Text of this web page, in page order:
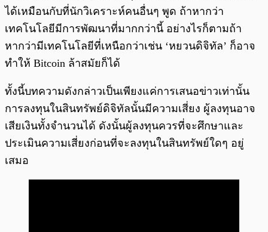
ได้เหมือนกับที่นักวิเคราะห์คนอื่นๆ พูด ถ้าหากว่า
เทคโนโลยีมีการพัฒนาที่มากกว่านี้ อย่างไรก็ตามถ้า
หากว่ามีเทคโนโลยีที่เหนือกว่าเช่น ‘หยวนดิจิทัล’ ก็อาจ
ทำให้ Bitcoin ล้าสมัยก็ได้
ทั้งนี้บทความดังกล่าวเป็นเพียงแค่การเสนอข่าวเท่านั้น
การลงทุนในสินทรัพย์ดิจิทัลนั้นมีความเสี่ยง ผู้ลงทุนอาจ
เสียเงินทั้งจำนวนได้ ดังนั้นผู้ลงทุนควรที่จะศึกษาและ
ประเมินความเสี่ยงก่อนที่จะลงทุนในสินทรัพย์ใดๆ อยู่
เสมอ